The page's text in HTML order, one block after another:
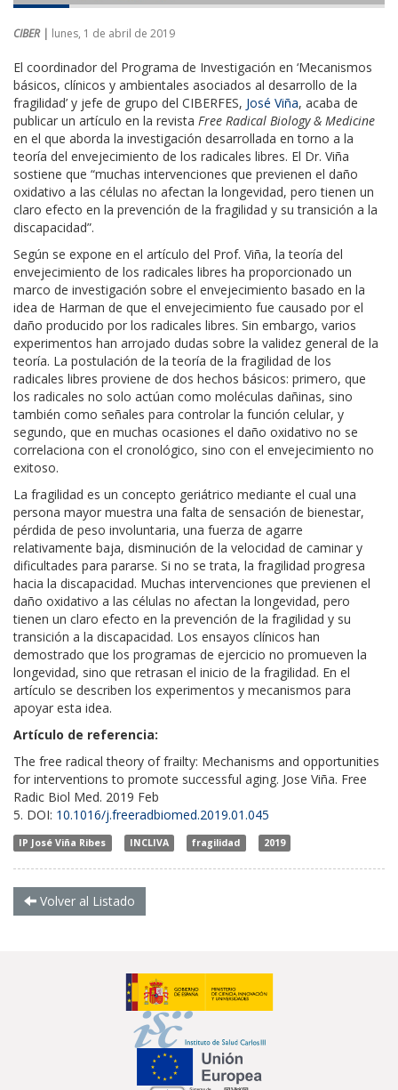
CIBER | lunes, 1 de abril de 2019
El coordinador del Programa de Investigación en ‘Mecanismos
básicos, clínicos y ambientales asociados al desarrollo de la
fragilidad’ y jefe de grupo del CIBERFES, José Viña, acaba de
publicar un artículo en la revista Free Radical Biology & Medicine
en el que aborda la investigación desarrollada en torno a la
teoría del envejecimiento de los radicales libres. El Dr. Viña
sostiene que “muchas intervenciones que previenen el daño
oxidativo a las células no afectan la longevidad, pero tienen un
claro efecto en la prevención de la fragilidad y su transición a la
discapacidad”.
Según se expone en el artículo del Prof. Viña, la teoría del
envejecimiento de los radicales libres ha proporcionado un
marco de investigación sobre el envejecimiento basado en la
idea de Harman de que el envejecimiento fue causado por el
daño producido por los radicales libres. Sin embargo, varios
experimentos han arrojado dudas sobre la validez general de la
teoría. La postulación de la teoría de la fragilidad de los
radicales libres proviene de dos hechos básicos: primero, que
los radicales no solo actúan como moléculas dañinas, sino
también como señales para controlar la función celular, y
segundo, que en muchas ocasiones el daño oxidativo no se
correlaciona con el cronológico, sino con el envejecimiento no
exitoso.
La fragilidad es un concepto geriátrico mediante el cual una
persona mayor muestra una falta de sensación de bienestar,
pérdida de peso involuntaria, una fuerza de agarre
relativamente baja, disminución de la velocidad de caminar y
dificultades para pararse. Si no se trata, la fragilidad progresa
hacia la discapacidad. Muchas intervenciones que previenen el
daño oxidativo a las células no afectan la longevidad, pero
tienen un claro efecto en la prevención de la fragilidad y su
transición a la discapacidad. Los ensayos clínicos han
demostrado que los programas de ejercicio no promueven la
longevidad, sino que retrasan el inicio de la fragilidad. En el
artículo se describen los experimentos y mecanismos para
apoyar esta idea.
Artículo de referencia:
The free radical theory of frailty: Mechanisms and opportunities
for interventions to promote successful aging. Jose Viña. Free
Radic Biol Med. 2019 Feb
5. DOI: 10.1016/j.freeradbiomed.2019.01.045
IP José Viña Ribes INCLIVA fragilidad 2019
Volver al Listado